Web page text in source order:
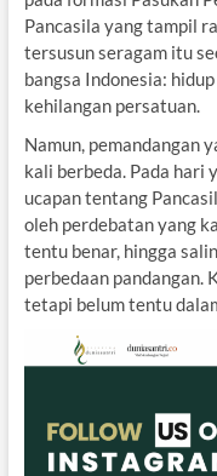
Pancasila yang tampil
tersusun seragam itu
bangsa Indonesia:
kehilangan persatuan.
Namun, pemandangan
kali berbeda. Pada hari
ucapan tentang
oleh perdebatan yang
tentu benar, hingga
perbedaan pandangan.
tetapi belum tentu